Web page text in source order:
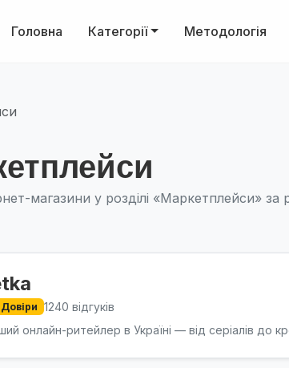
Головна Категорії Методологія
магазини у розділі «Маркетплейси» за
1240 відгуків
онлайн-ритейлер в Україні — від серіалів до